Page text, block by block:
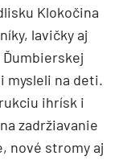
Klokočina
lavičky aj
mysleli na deti.
ihrísk i
zadržiavanie
nové stromy aj